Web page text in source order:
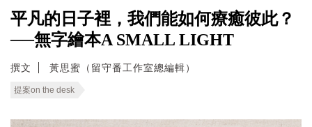
平凡的日子裡，我們能如何療癒彼此？
──無字繪本A SMALL LIGHT
撰文 黃思蜜（留守番工作室總編輯）
提案on the desk